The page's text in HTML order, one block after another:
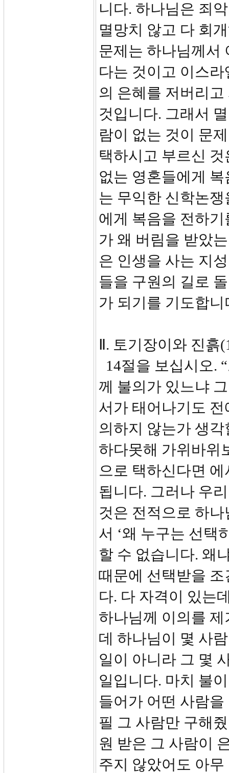
니다. 하나님은 죄
멸망치 않고 다 회
문제는 하나님께서
다는 것이고 이스
의 은혜를 저버리
것입니다. 그래서
람이 없는 것이 문
택하시고 부르신
없는 영혼들에게
는 무익한 신학논
에게 복음을 전하
가 왜 버림을 받았
은 인생을 사는 지
들을 구원의 길로
가 되기를 기도합니
Ⅱ. 토기장이와 진흙
14절을 보십시오.
께 불의가 있느냐
서가 태어나기도
의하지 않는가 생
하다못해 가위바위
으로 택하신다면
됩니다. 그러나 우
것은 전적으로 하
서 ‘왜 누구는 선택
할 수 없습니다. 왜
때문에 선택받을
다. 다 자격이 있는
하나님께 이의를
데 하나님이 몇 사
일이 아니라 그 몇
일입니다. 마치 불
들어가 어떤 사람
필 그 사람만 구해
원 받은 그 사람이
주지 않았어도 아